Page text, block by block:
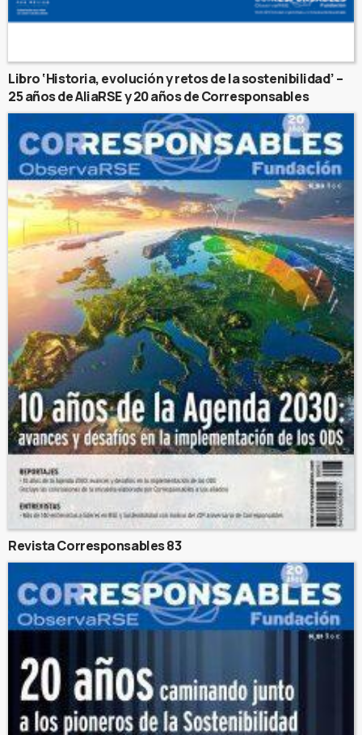
Libro ‘Historia, evolución y retos de la sostenibilidad’ –
25 años de AliaRSE y 20 años de Corresponsables
Revista Corresponsables 83